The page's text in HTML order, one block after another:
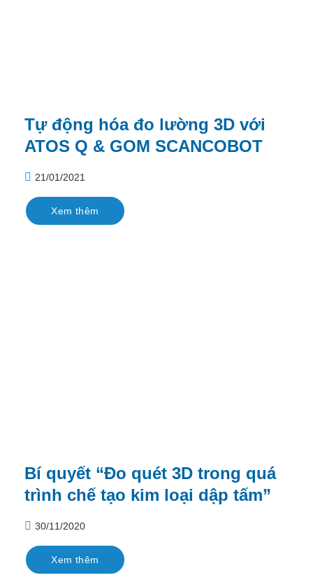
Tự động hóa đo lường 3D với
ATOS Q & GOM SCANCOBOT
21/01/2021
Xem thêm
Bí quyết “Đo quét 3D trong quá
trình chế tạo kim loại dập tấm”
30/11/2020
Xem thêm